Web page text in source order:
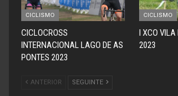
CICLISMO
CICLOCROSS
INTERNACIONAL LAGO DE AS
PONTES 2023
CICLISMO
I XCO VILA
2023
ANTERIOR SEGUINTE